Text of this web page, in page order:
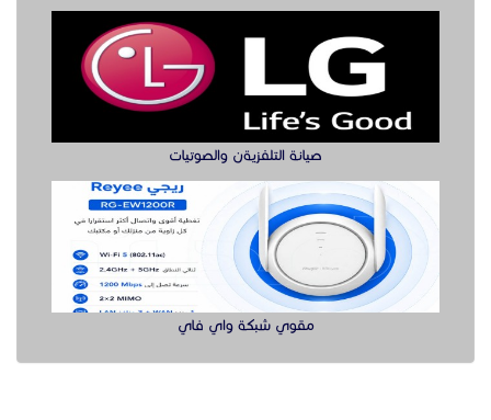
مقوي شبكة واي فاي
الدول